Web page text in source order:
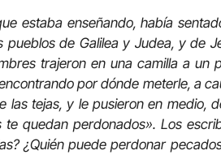
estaba enseñando, había
pueblos de Galilea y Judea, y de
trajeron en una camilla a un
por dónde meterle, a
las tejas, y le pusieron en medio,
te quedan perdonados». Los
¿Quién puede perdonar